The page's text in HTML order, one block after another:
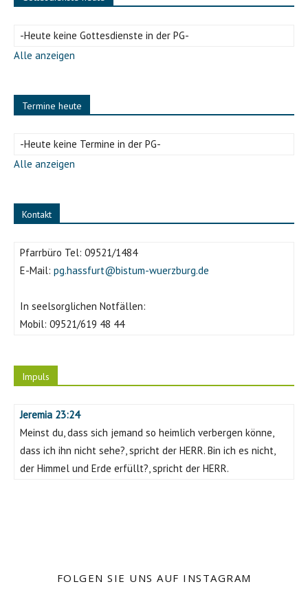
-Heute keine Gottesdienste in der PG-
Alle anzeigen
Termine heute
-Heute keine Termine in der PG-
Alle anzeigen
Kontakt
Pfarrbüro Tel: 09521/1484
E-Mail: pg.hassfurt@bistum-wuerzburg.de
In seelsorglichen Notfällen:
Mobil: 09521/619 48 44
Impuls
Jeremia 23:24
Meinst du, dass sich jemand so heimlich verbergen könne,
dass ich ihn nicht sehe?, spricht der HERR. Bin ich es nicht,
der Himmel und Erde erfüllt?, spricht der HERR.
FOLGEN SIE UNS AUF INSTAGRAM